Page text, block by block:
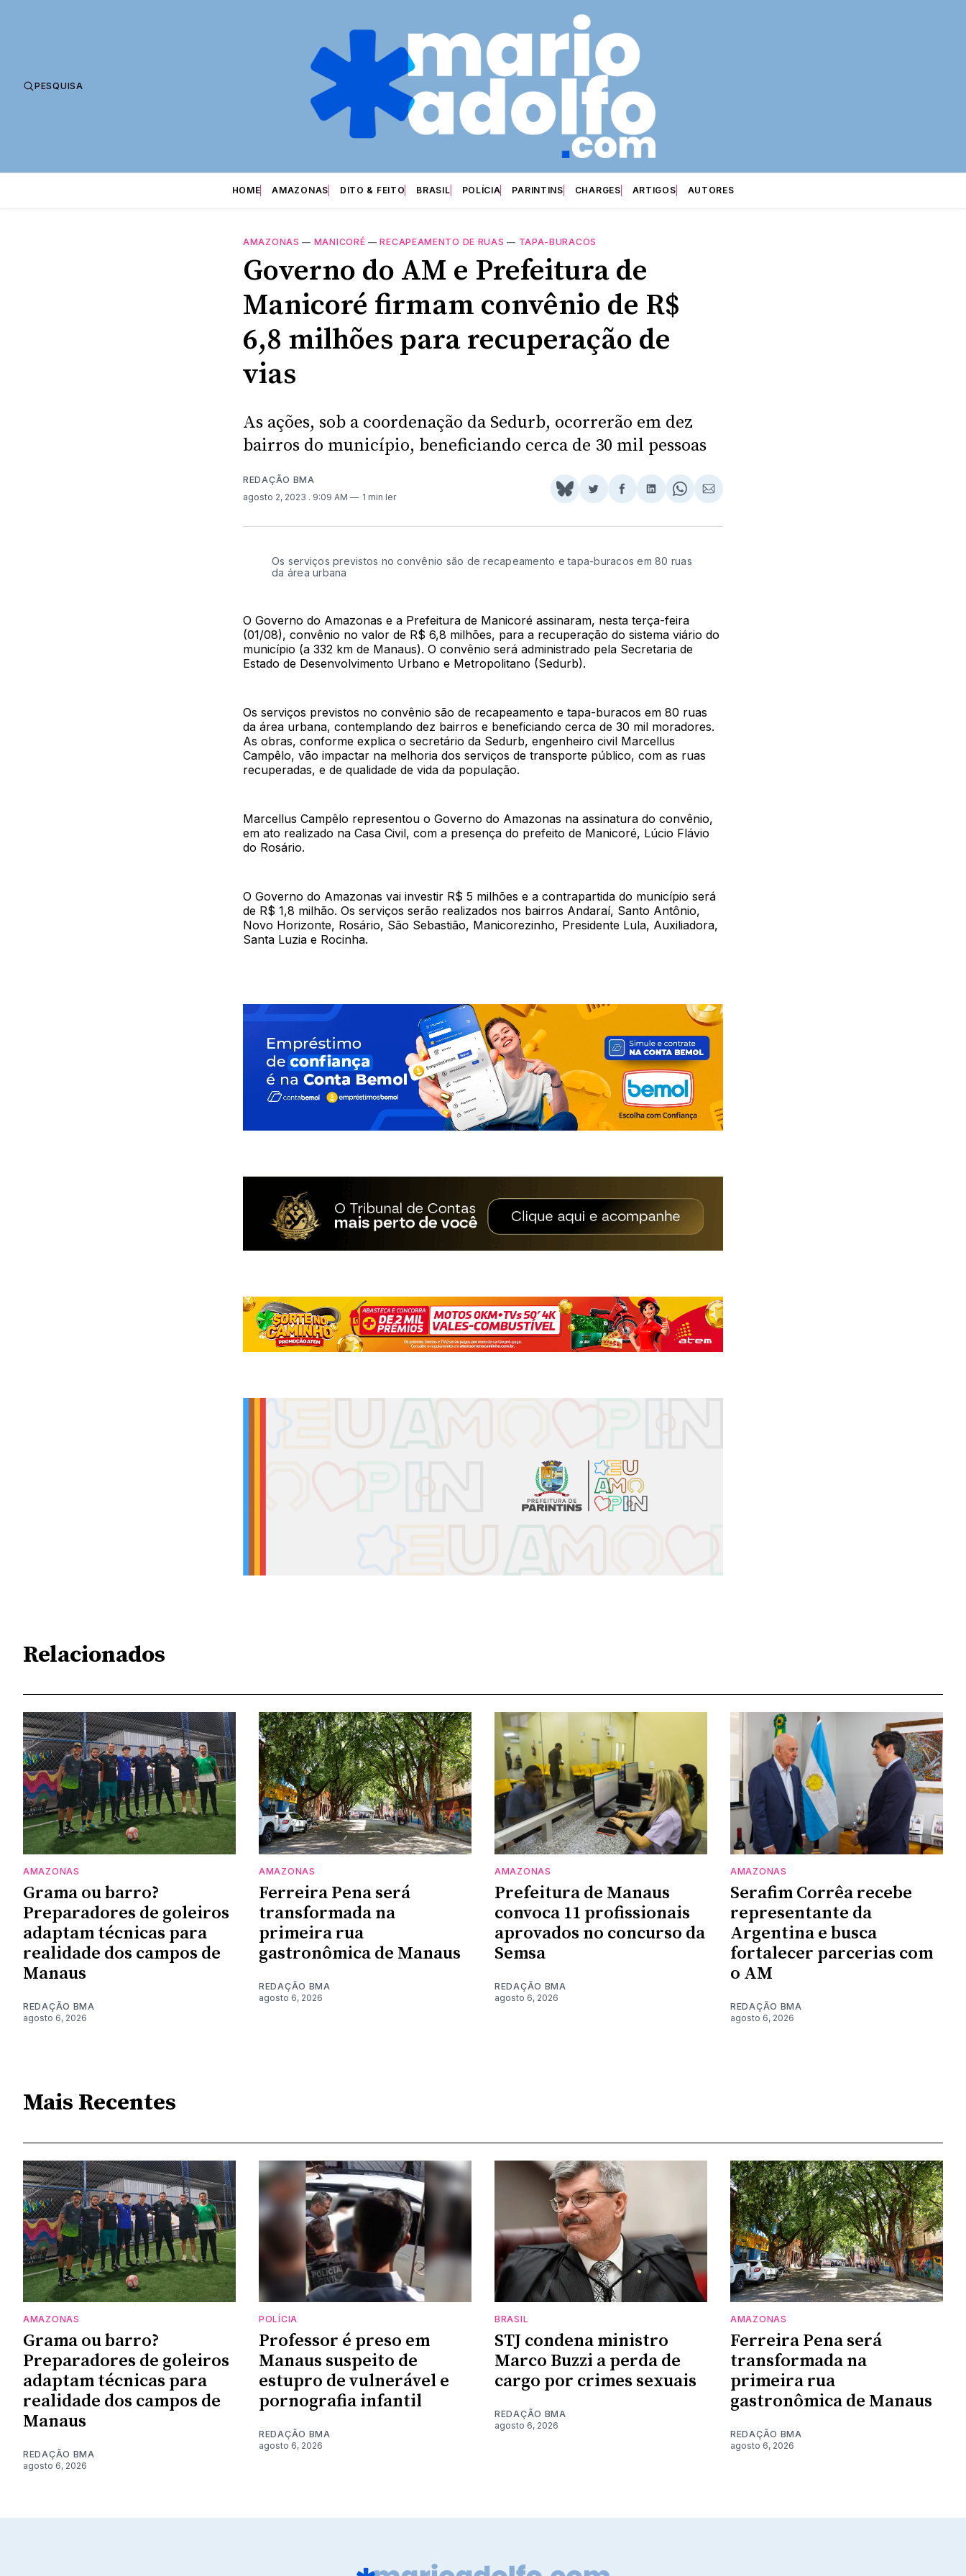
PESQUISA
HOME AMAZONAS DITO & FEITO BRASIL POLÍCIA PARINTINS CHARGES ARTIGOS AUTORES
AMAZONAS — MANICORÉ —RECAPEAMENTO DE RUAS — TAPA-BURACOS
Governo do AM e Prefeitura de
Manicoré firmam convênio de R$
6,8 milhões para recuperação de
vias
As ações, sob a coordenação da Sedurb, ocorrerão em dez
bairros do município, beneficiando cerca de 30 mil pessoas
REDAÇÃO BMA
agosto 2, 2023 . 9:09 AM 1 min ler
Share
BlueSky
Compartilhar
Twitter
Compartilhar
Facebook
Compartilhar
LinkedIn
Share
WhatsApp
Compartilhar
Email
Os serviços previstos no convênio são de recapeamento e tapa-buracos em 80 ruas
da área urbana
O Governo do Amazonas e a Prefeitura de Manicoré assinaram, nesta terça-feira
(01/08), convênio no valor de R$ 6,8 milhões, para a recuperação do sistema viário do
município (a 332 km de Manaus). O convênio será administrado pela Secretaria de
Estado de Desenvolvimento Urbano e Metropolitano (Sedurb).
Os serviços previstos no convênio são de recapeamento e tapa-buracos em 80 ruas
da área urbana, contemplando dez bairros e beneficiando cerca de 30 mil moradores.
As obras, conforme explica o secretário da Sedurb, engenheiro civil Marcellus
Campêlo, vão impactar na melhoria dos serviços de transporte público, com as ruas
recuperadas, e de qualidade de vida da população.
Marcellus Campêlo representou o Governo do Amazonas na assinatura do convênio,
em ato realizado na Casa Civil, com a presença do prefeito de Manicoré, Lúcio Flávio
do Rosário.
O Governo do Amazonas vai investir R$ 5 milhões e a contrapartida do município será
de R$ 1,8 milhão. Os serviços serão realizados nos bairros Andaraí, Santo Antônio,
Novo Horizonte, Rosário, São Sebastião, Manicorezinho, Presidente Lula, Auxiliadora,
Santa Luzia e Rocinha.
Relacionados
AMAZONAS
Grama ou barro?
Preparadores de goleiros
adaptam técnicas para
realidade dos campos de
Manaus
REDAÇÃO BMA
agosto 6, 2026
AMAZONAS
Ferreira Pena será
transformada na
primeira rua
gastronômica de Manaus
REDAÇÃO BMA
agosto 6, 2026
AMAZONAS
Prefeitura de Manaus
convoca 11 profissionais
aprovados no concurso da
Semsa
REDAÇÃO BMA
agosto 6, 2026
AMAZONAS
Serafim Corrêa recebe
representante da
Argentina e busca
fortalecer parcerias com
o AM
REDAÇÃO BMA
agosto 6, 2026
Mais Recentes
AMAZONAS
Grama ou barro?
Preparadores de goleiros
adaptam técnicas para
realidade dos campos de
Manaus
REDAÇÃO BMA
agosto 6, 2026
POLÍCIA
Professor é preso em
Manaus suspeito de
estupro de vulnerável e
pornografia infantil
REDAÇÃO BMA
agosto 6, 2026
BRASIL
STJ condena ministro
Marco Buzzi a perda de
cargo por crimes sexuais
REDAÇÃO BMA
agosto 6, 2026
AMAZONAS
Ferreira Pena será
transformada na
primeira rua
gastronômica de Manaus
REDAÇÃO BMA
agosto 6, 2026